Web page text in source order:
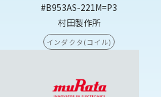
#B953AS-221M=P3
村田製作所
インダクタ(コイル)